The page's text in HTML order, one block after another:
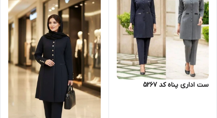
ست اداری پناه کد 5267